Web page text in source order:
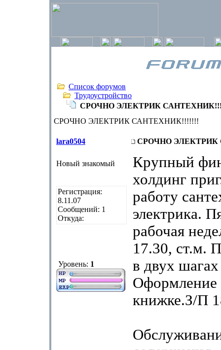
Список форумов
Трудоустройство
СРОЧНО ЭЛЕКТРИК
СРОЧНО ЭЛЕКТРИК САНТЕХНИК!!!!!!!
lara0504 СРОЧНО ЭЛЕКТРИК
Новый знакомый
Регистрация:
8.11.07
Сообщений: 1
Откуда:
Уровень: 1
Крупный
холдинг
работу
электрика.
рабочая
17.30, ст.м.
в двух
Оформление
книжке.З/П